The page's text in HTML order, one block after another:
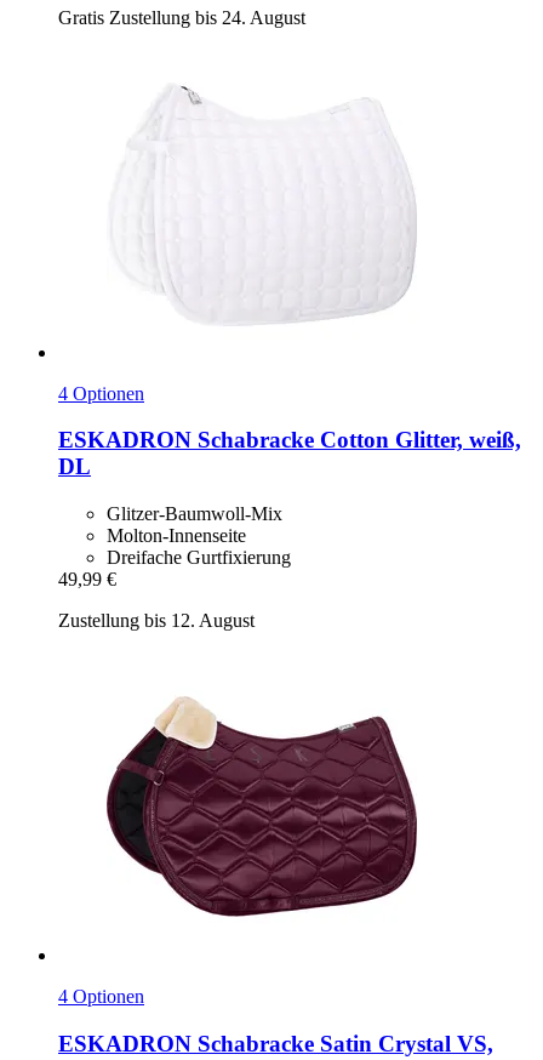
Gratis Zustellung bis 24. August
4 Optionen
ESKADRON Schabracke Cotton Glitter, weiß,
DL
Glitzer-Baumwoll-Mix
Molton-Innenseite
Dreifache Gurtfixierung
49,99 €
Zustellung bis 12. August
4 Optionen
ESKADRON Schabracke Satin Crystal VS,